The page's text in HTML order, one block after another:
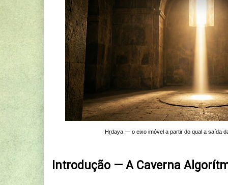
Hṛdaya — o eixo imóvel a partir do qual a saída
Introdução — A Caverna